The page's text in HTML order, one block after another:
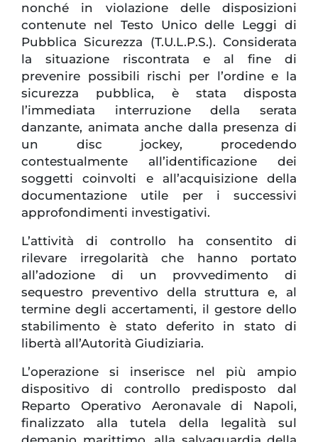
nonché in violazione delle disposizioni
contenute nel Testo Unico delle Leggi di
Pubblica Sicurezza (T.U.L.P.S.). Considerata
la situazione riscontrata e al fine di
prevenire possibili rischi per l’ordine e la
sicurezza pubblica, è stata disposta
l’immediata interruzione della serata
danzante, animata anche dalla presenza di
un disc jockey, procedendo
contestualmente all’identificazione dei
soggetti coinvolti e all’acquisizione della
documentazione utile per i successivi
approfondimenti investigativi.
L’attività di controllo ha consentito di
rilevare irregolarità che hanno portato
all’adozione di un provvedimento di
sequestro preventivo della struttura e, al
termine degli accertamenti, il gestore dello
stabilimento è stato deferito in stato di
libertà all’Autorità Giudiziaria.
L’operazione si inserisce nel più ampio
dispositivo di controllo predisposto dal
Reparto Operativo Aeronavale di Napoli,
finalizzato alla tutela della legalità sul